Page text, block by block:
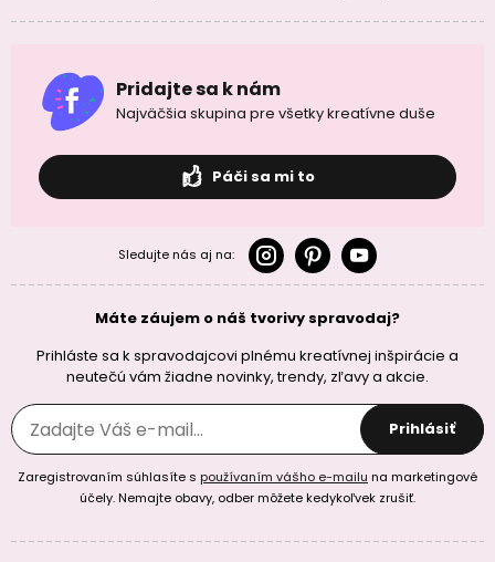
Pridajte sa k nám
Najväčšia skupina pre všetky kreatívne duše
Páči sa mi to
Sledujte nás aj na:
Máte záujem o náš tvorivy spravodaj?
Prihláste sa k spravodajcovi plnému kreatívnej inšpirácie a
neutečú vám žiadne novinky, trendy, zľavy a akcie.
Prihlásiť
Zaregistrovaním súhlasíte s používaním vášho e-mailu na marketingové
účely. Nemajte obavy, odber môžete kedykoľvek zrušiť.